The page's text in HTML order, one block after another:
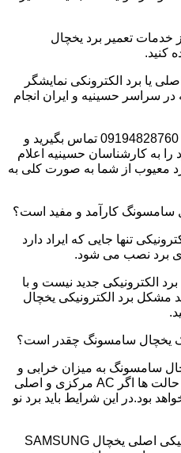
خدمات تعمیر برد یخچال
کنید.
یا برد الکترونکی نمایشگر
سراسر حسینیه و ایران انجام
تنها کافی است که با شماره تلفن 09194828760 تماس بگیرید و
به کارشناسان حسینیه اعلام
معیوب از شما به صورت کلی به
سامسونگ کارآمد و مفید است؟
تنها جایی که ایراد دارد
برد نصب می شود.
الکترونیکی جدید نیست و با
مشکل برد الکترونیکی یخچال
یخچال سامسونگ چقدر است؟
سامسونگ به میزان خرابی و
مشکل برد بستگی دارد.در بعضی حالت ها اگر AC مرکزی و اصلی
بود.در این شرایط باید برد نو
زمان تقریبی تعمیرات برد الکترونیکی اصلی یخچال SAMSUNG